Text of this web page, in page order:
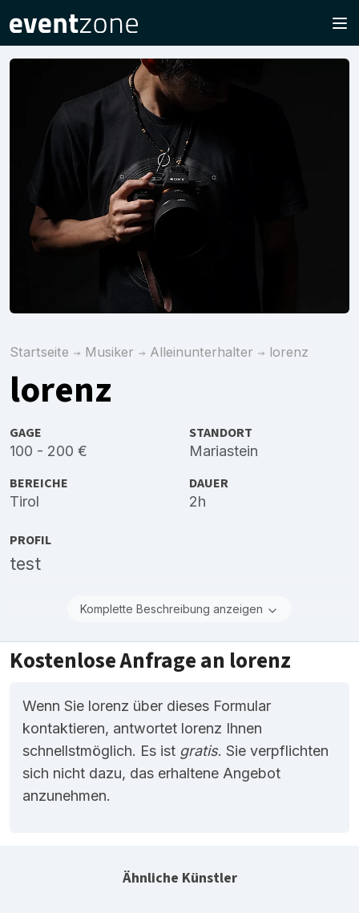
Startseite Musiker Alleinunterhalter lorenz
lorenz
GAGE
100 - 200 €
STANDORT
Mariastein
BEREICHE
Tirol
DAUER
2h
PROFIL
test
Komplette Beschreibung anzeigen
Kostenlose Anfrage an lorenz
Wenn Sie lorenz über dieses Formular
kontaktieren, antwortet lorenz Ihnen
schnellstmöglich. Es ist gratis. Sie verpflichten
sich nicht dazu, das erhaltene Angebot
anzunehmen.
Ähnliche Künstler